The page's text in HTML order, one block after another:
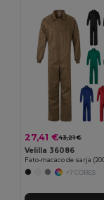
27,41 €43,21 €
Velilla 36086
+7 CORES